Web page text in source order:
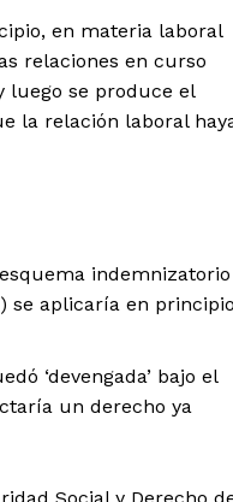
en materia laboral
relaciones en curso
luego se produce el
la relación laboral
indemnizatorio
se aplicaría en
‘devengada’ bajo el
un derecho ya